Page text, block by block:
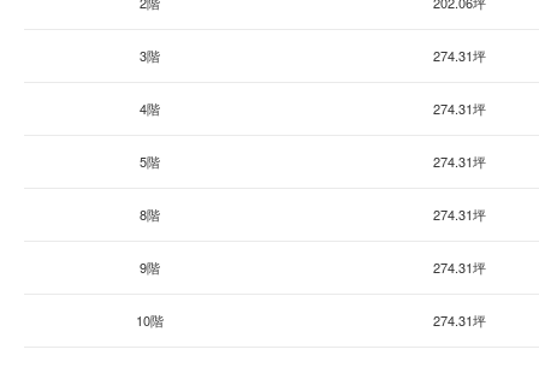
3階 274.31坪
4階 274.31坪
5階 274.31坪
8階 274.31坪
9階 274.31坪
10階 274.31坪